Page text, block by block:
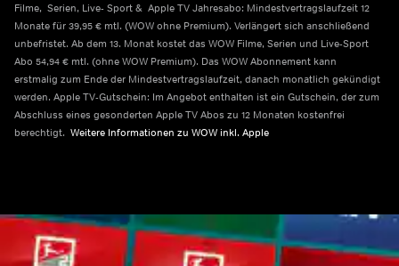
Filme,  Serien, Live- Sport &  Apple TV Jahresabo: Mindestvertragslaufzeit 12
Monate für 39,95 € mtl. (WOW ohne Premium). Verlängert sich anschließend
unbefristet. Ab dem 13. Monat kostet das WOW Filme, Serien und Live-Sport
Abo 54,94 € mtl. (ohne WOW Premium). Das WOW Abonnement kann
erstmalig zum Ende der Mindestvertragslaufzeit, danach monatlich gekündigt
werden. Apple TV-Gutschein: Im Angebot enthalten ist ein Gutschein, der zum
Abschluss eines gesonderten Apple TV Abos zu 12 Monaten kostenfrei
berechtigt. Weitere Informationen zu WOW inkl. Apple